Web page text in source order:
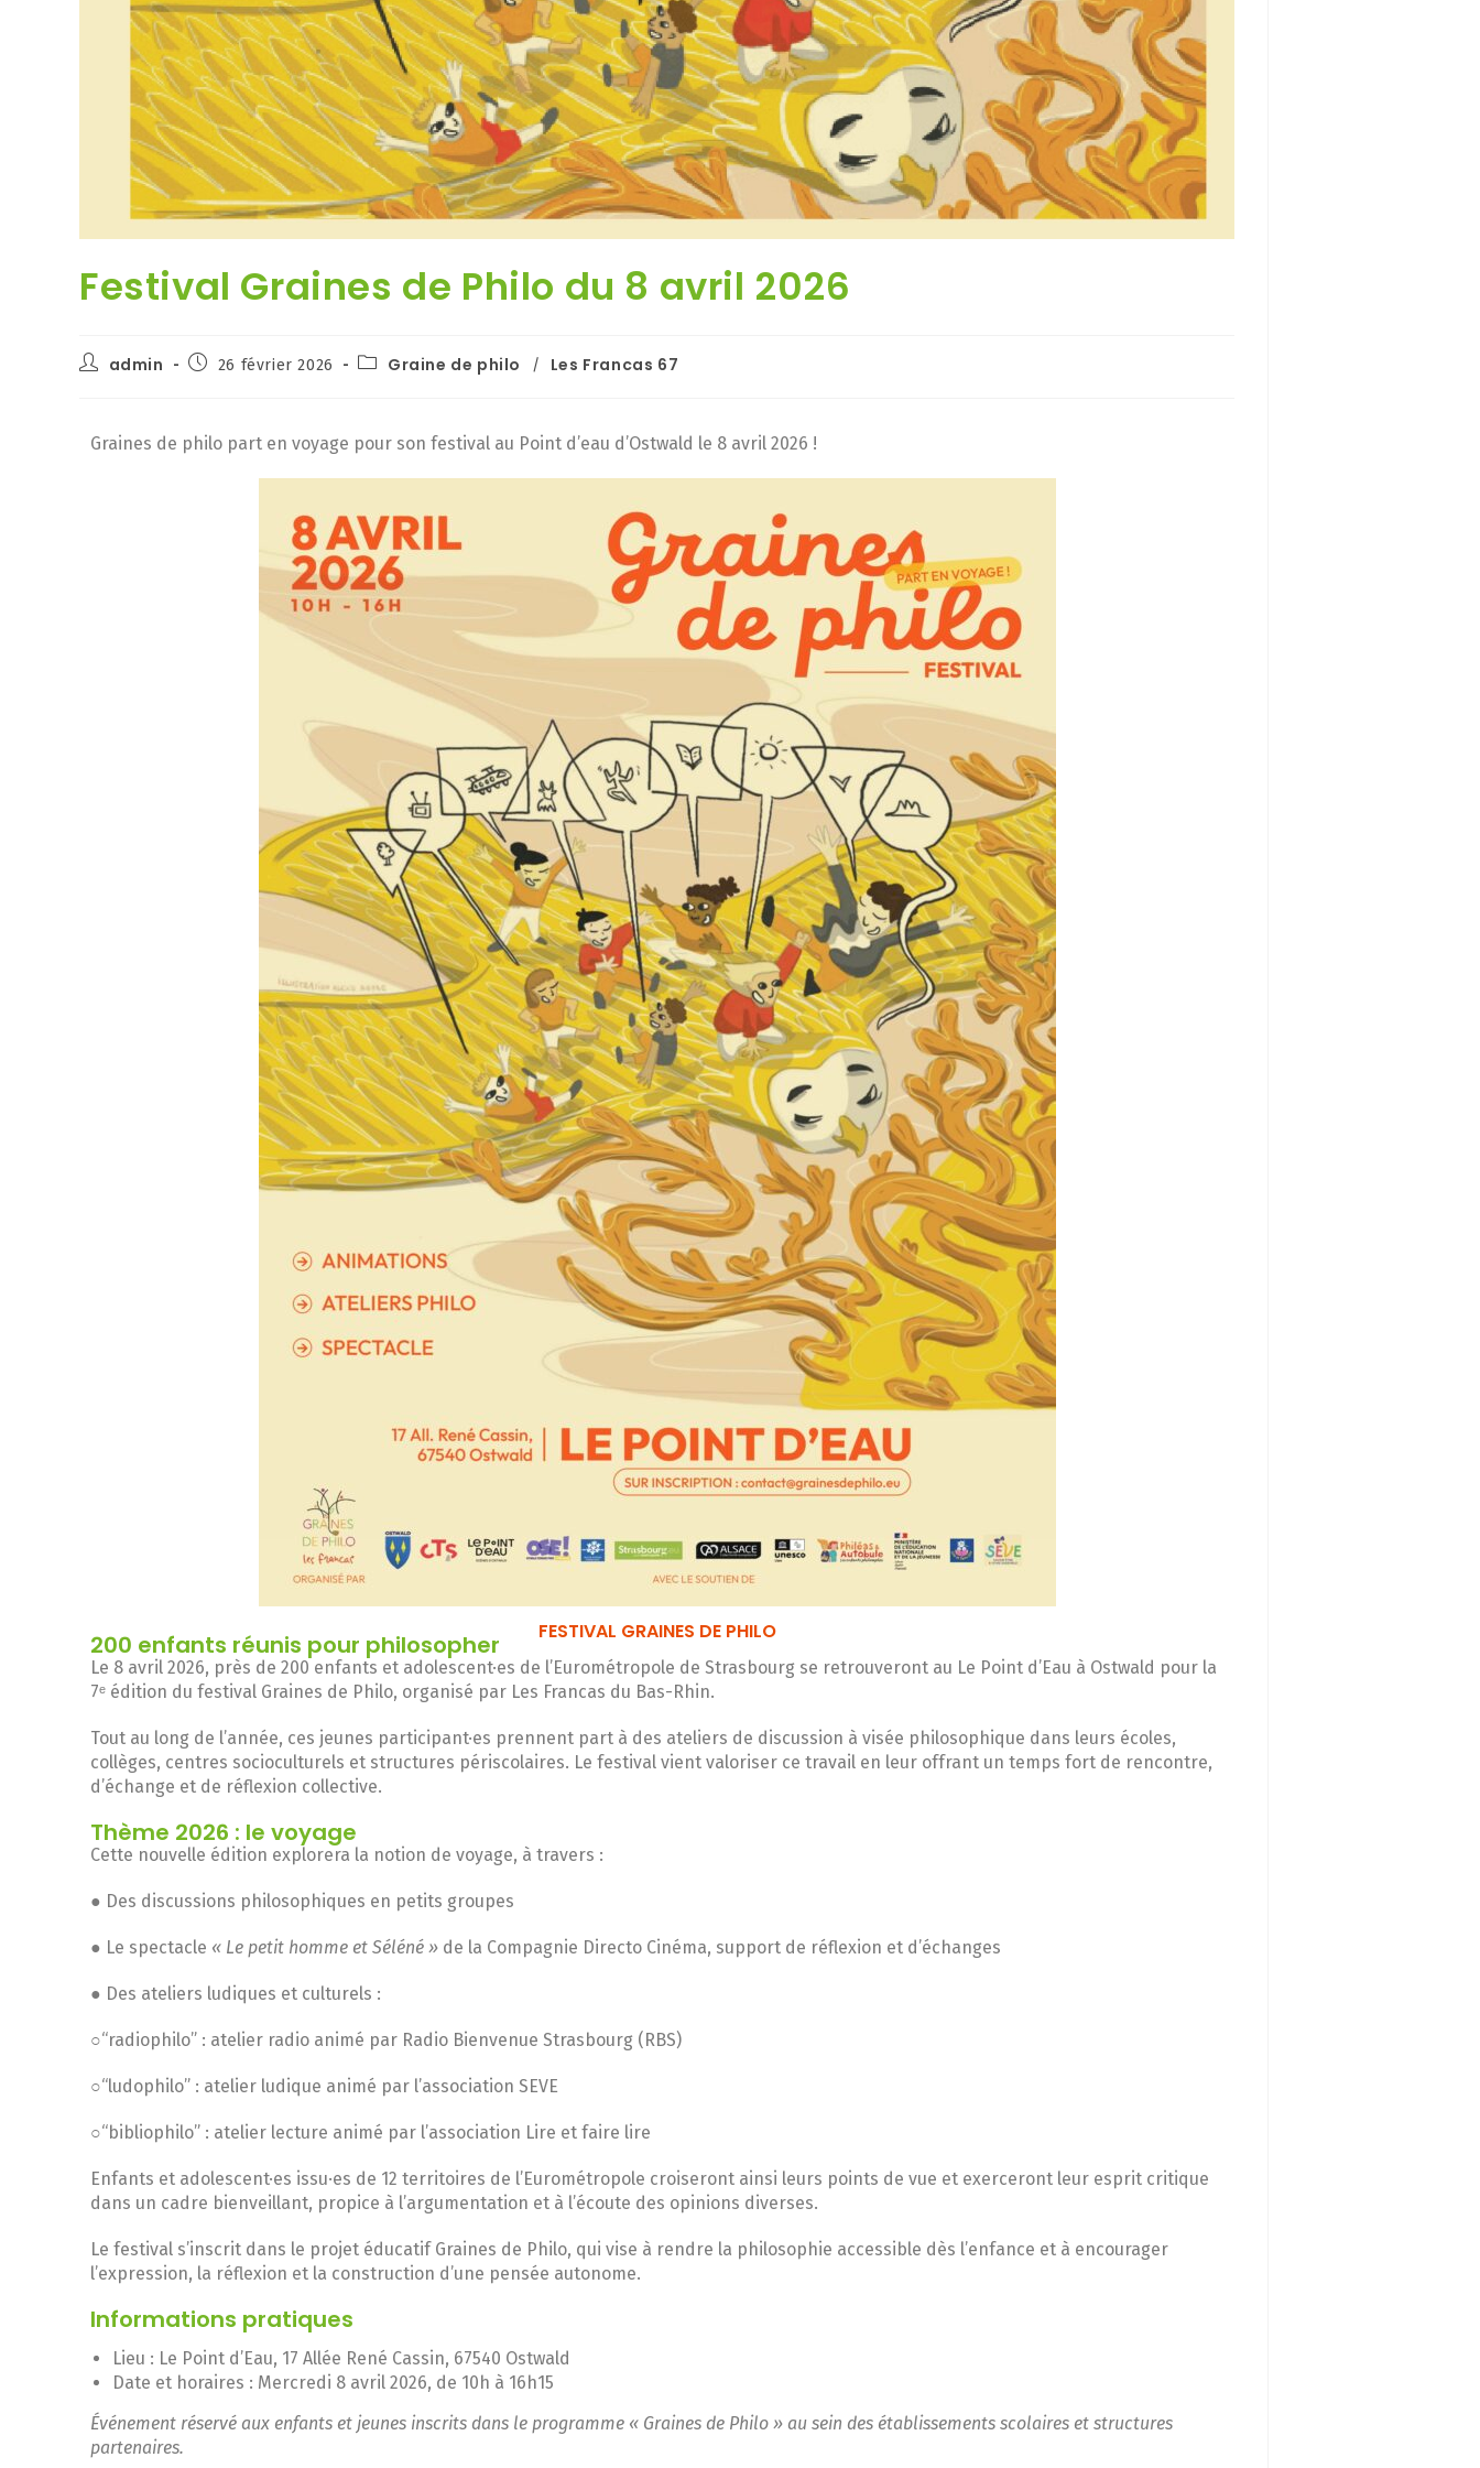
Festival Graines de Philo du 8 avril 2026
admin 26 février 2026 Graine de philo / Les Francas 67
Graines de philo part en voyage pour son festival au Point d’eau d’Ostwald le 8 avril 2026 !
FESTIVAL GRAINES DE PHILO
200 enfants réunis pour philosopher
Le 8 avril 2026, près de 200 enfants et adolescent·es de l’Eurométropole de Strasbourg se retrouveront au Le Point d’Eau à Ostwald pour la
7ᵉ édition du festival Graines de Philo, organisé par Les Francas du Bas-Rhin.
Tout au long de l’année, ces jeunes participant·es prennent part à des ateliers de discussion à visée philosophique dans leurs écoles,
collèges, centres socioculturels et structures périscolaires. Le festival vient valoriser ce travail en leur offrant un temps fort de rencontre,
d’échange et de réflexion collective.
Thème 2026 : le voyage
Cette nouvelle édition explorera la notion de voyage, à travers :
● Des discussions philosophiques en petits groupes
● Le spectacle « Le petit homme et Séléné » de la Compagnie Directo Cinéma, support de réflexion et d’échanges
● Des ateliers ludiques et culturels :
○“radiophilo” : atelier radio animé par Radio Bienvenue Strasbourg (RBS)
○“ludophilo” : atelier ludique animé par l’association SEVE
○“bibliophilo” : atelier lecture animé par l’association Lire et faire lire
Enfants et adolescent·es issu·es de 12 territoires de l’Eurométropole croiseront ainsi leurs points de vue et exerceront leur esprit critique
dans un cadre bienveillant, propice à l’argumentation et à l’écoute des opinions diverses.
Le festival s’inscrit dans le projet éducatif Graines de Philo, qui vise à rendre la philosophie accessible dès l’enfance et à encourager
l’expression, la réflexion et la construction d’une pensée autonome.
Informations pratiques
Lieu : Le Point d’Eau, 17 Allée René Cassin, 67540 Ostwald
Date et horaires : Mercredi 8 avril 2026, de 10h à 16h15
Événement réservé aux enfants et jeunes inscrits dans le programme « Graines de Philo » au sein des établissements scolaires et structures
partenaires.